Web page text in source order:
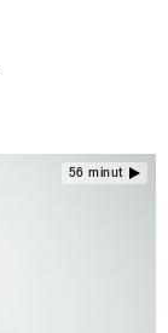
56 minut